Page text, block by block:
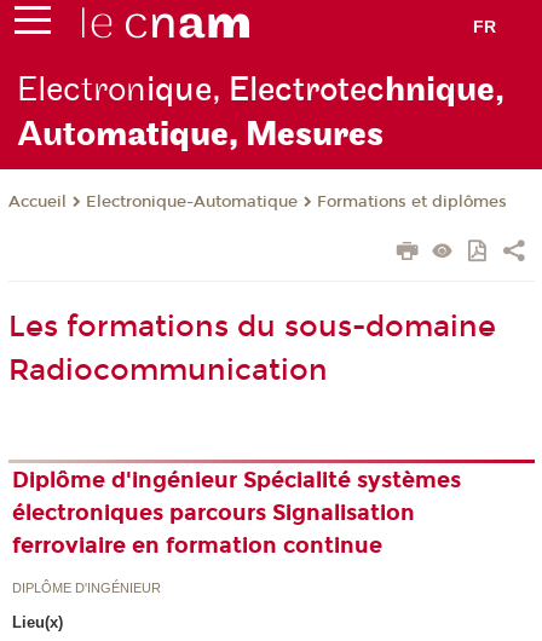
FR
Electronique, Electrotechnique,
Automatique, Mesures
Accueil Electronique-Automatique Formations et diplômes
Les formations du sous-domaine
Radiocommunication
Diplôme d'ingénieur Spécialité systèmes
électroniques parcours Signalisation
ferroviaire en formation continue
DIPLÔME D'INGÉNIEUR
Lieu(x)